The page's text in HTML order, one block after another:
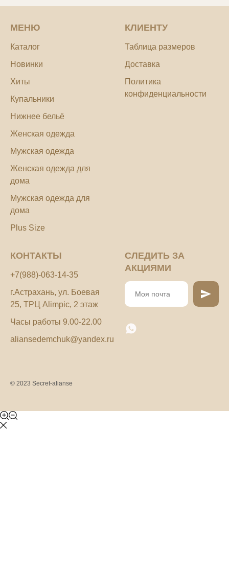
МЕНЮ
Каталог
Новинки
Хиты
Купальники
Нижнее бельё
Женская одежда
Мужская одежда
Женская одежда для
дома
Мужская одежда для
дома
Plus Size
КЛИЕНТУ
Таблица размеров
Доставка
Политика
конфиденциальности
КОНТАКТЫ
+7(988)-063-14-35
г.Астрахань, ул. Боевая
25, ТРЦ Alimpic, 2 этаж
Часы работы 9.00-22.00
aliansedemchuk@yandex.ru
СЛЕДИТЬ ЗА
АКЦИЯМИ
© 2023 Secret-alianse